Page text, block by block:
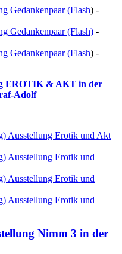
Gedankenpaar (Flash) -
Gedankenpaar (Flash) -
Gedankenpaar (Flash) -
EROTIK & AKT in der
Adolf
Ausstellung Erotik und Akt
Ausstellung Erotik und
Ausstellung Erotik und
Ausstellung Erotik und
Nimm 3 in der